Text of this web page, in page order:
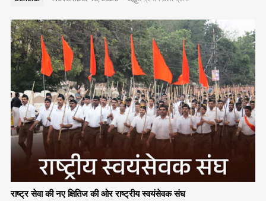
राष्ट्र सेवा की नए क्षितिज की ओर राष्ट्रीय स्वयंसेवक संघ